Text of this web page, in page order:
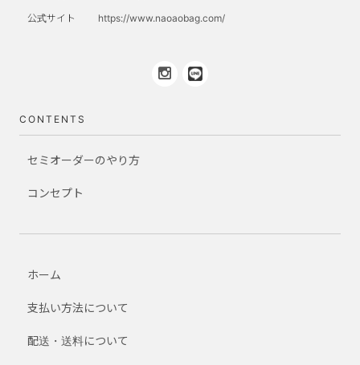
公式サイト
https://www.naoaobag.com/
CONTENTS
セミオーダーのやり方
コンセプト
ホーム
支払い方法について
配送・送料について